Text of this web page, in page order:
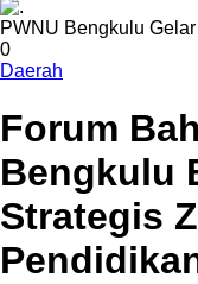
PWNU Bengkulu
0
Daerah
Forum
Bengkulu
Strategis